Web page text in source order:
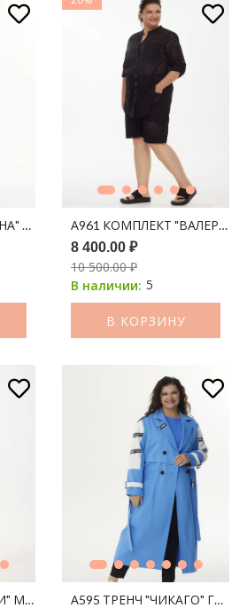
ГОЛУБАЯ АКВАРЕЛЬ
А961 КОМПЛЕКТ "ВАЛЕРИ"
8 400.00 ₽
10 500.00 ₽
В наличии: 5
В КОРЗИНУ
МОЛОКО ПРИНТ ПОЛОСКА (ОЛИВА)
А595 ТРЕНЧ "ЧИКАГО"